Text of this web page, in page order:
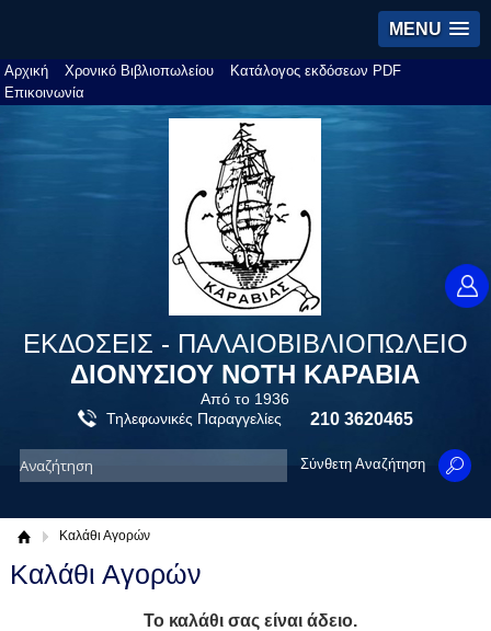
MENU
Αρχική Χρονικό Βιβλιοπωλείου
Κατάλογος εκδόσεων PDF
Επικοινωνία
ΕΚΔΟΣΕΙΣ - ΠΑΛΑΙΟΒΙΒΛΙΟΠΩΛΕΙΟ
ΔΙΟΝΥΣΙΟΥ ΝΟΤΗ ΚΑΡΑΒΙΑ
Από το 1936
Τηλεφωνικές Παραγγελίες
210 3620465
Σύνθετη Αναζήτηση
Καλάθι Αγορών
Καλάθι Αγορών
Το καλάθι σας είναι άδειο.